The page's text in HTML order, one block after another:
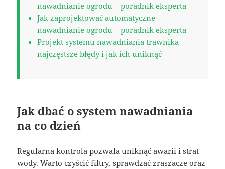
nawadnianie ogrodu – poradnik eksperta
Jak zaprojektować automatyczne
nawadnianie ogrodu – poradnik eksperta
Projekt systemu nawadniania trawnika –
najczęstsze błędy i jak ich uniknąć
Jak dbać o system nawadniania
na co dzień
Regularna kontrola pozwala uniknąć awarii i strat
wody. Warto czyścić filtry, sprawdzać zraszacze oraz